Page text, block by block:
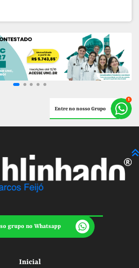
Entre no nosso Grupo
grupo no Whatsapp
Inicial